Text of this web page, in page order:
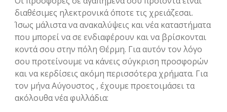
διαθέσιμες ηλεκτρονικά όποτε τις χρειάζεσαι.
Ίσως μάλιστα να ανακαλύψεις και νέα καταστήματα
που μπορεί να σε ενδιαφέρουν και να βρίσκονται
κοντά σου στην πόλη Θέρμη. Για αυτόν τον λόγο
σου προτείνουμε να κάνεις σύγκριση προσφορών
και να κερδίσεις ακόμη περισσότερα χρήματα. Για
τον μήνα Αύγουστος , έχουμε προετοιμάσει τα
ακόλουθα νέα φυλλάδια: